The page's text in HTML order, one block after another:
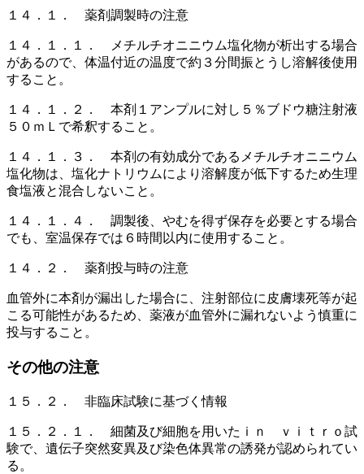
１４．１． 薬剤調製時の注意
１４．１．１． メチルチオニニウム塩化物が析出する場合
があるので、体温付近の温度で約３分間振とうし溶解後使用
すること。
１４．１．２． 本剤１アンプルに対し５％ブドウ糖注射液
５０ｍＬで希釈すること。
１４．１．３． 本剤の有効成分であるメチルチオニニウム
塩化物は、塩化ナトリウムにより溶解度が低下するため生理
食塩液と混合しないこと。
１４．１．４． 調製後、やむを得ず保存を必要とする場合
でも、室温保存では６時間以内に使用すること。
１４．２． 薬剤投与時の注意
血管外に本剤が漏出した場合に、注射部位に皮膚壊死等が起
こる可能性があるため、薬液が血管外に漏れないよう慎重に
投与すること。
その他の注意
１５．２． 非臨床試験に基づく情報
１５．２．１． 細菌及び細胞を用いたｉｎ ｖｉｔｒｏ試
験で、遺伝子突然変異及び染色体異常の誘発が認められてい
る。